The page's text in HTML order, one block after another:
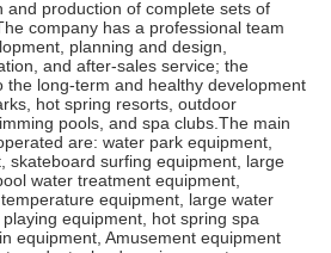
and production of complete sets of
company has a professional team
planning and design,
and after-sales service; the
the long-term and healthy development
hot spring resorts, outdoor
pools, and spa clubs.The main
are: water park equipment,
skateboard surfing equipment, large
water treatment equipment,
equipment, large water
equipment, hot spring spa
equipment, Amusement equipment